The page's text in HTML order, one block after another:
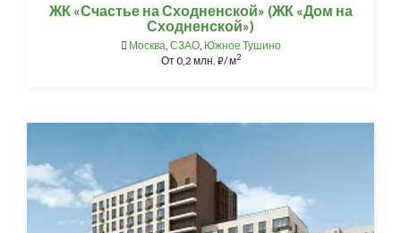
ЖК «Счастье на Сходненской» (ЖК «Дом на
Сходненской»)
Москва СЗАО, Южное Тушино
От0,2 млн. ⃏/ м2